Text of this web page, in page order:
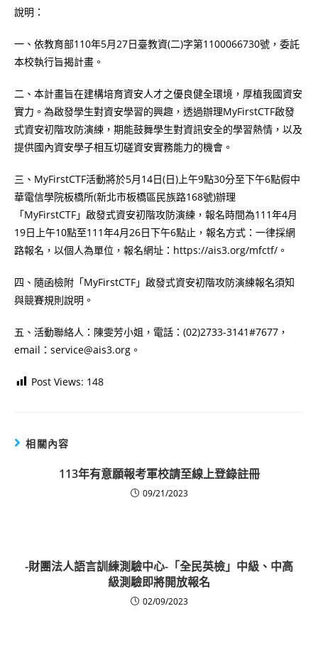
說明：
一、依教育部110年5月27日臺教資(二)字第1100066730號，委託
本校執行旨揭計畫。
二、本計畫旨在建構培育資安人才之優良健全環境，厚植我國資安
實力。為啟發學生對資安學習的興趣，透過辦理MyFirstCTF啟發
式資安初階攻防演練，期能鼓舞學生對資訊安全的學習熱情，以及
提供國內資安學子相互切磋資安實務能力的機會。
三、MyFirstCTF活動將於5月14日(日)上午9點30分至下午6點假中
華電信學院板橋所(新北市板橋區民族路168號)辦理
「MyFirstCTF」啟發式資安初階攻防演練，報名時間為111年4月
19日上午10點至111年4月26日下午6點止，報名方式：一律採網
路報名，以個人為單位，報名網址：https://ais3.org/mfctf/。
四、隨函檢附「MyFirstCTF」啟發式資安初階攻防演練報名須知
與競賽規則說明。
五、活動聯絡人：陳雯芳小姐，電話：(02)2733-3141#7677，
email：service@ais3.org。
Post Views: 148
相關內容
113年有意願報考軍校請至線上登錄註冊
09/21/2023
-財團法人語言訓練測驗中心-「全民英檢」中級、中高
級測驗即將開放報名
02/09/2023